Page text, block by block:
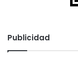
Publicidad